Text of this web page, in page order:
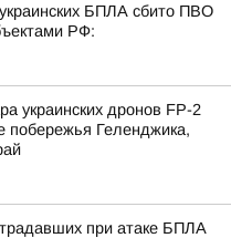
БПЛА сбито ПВО
РФ:
украинских дронов FP-2
побережья Геленджика,
при атаке БПЛА